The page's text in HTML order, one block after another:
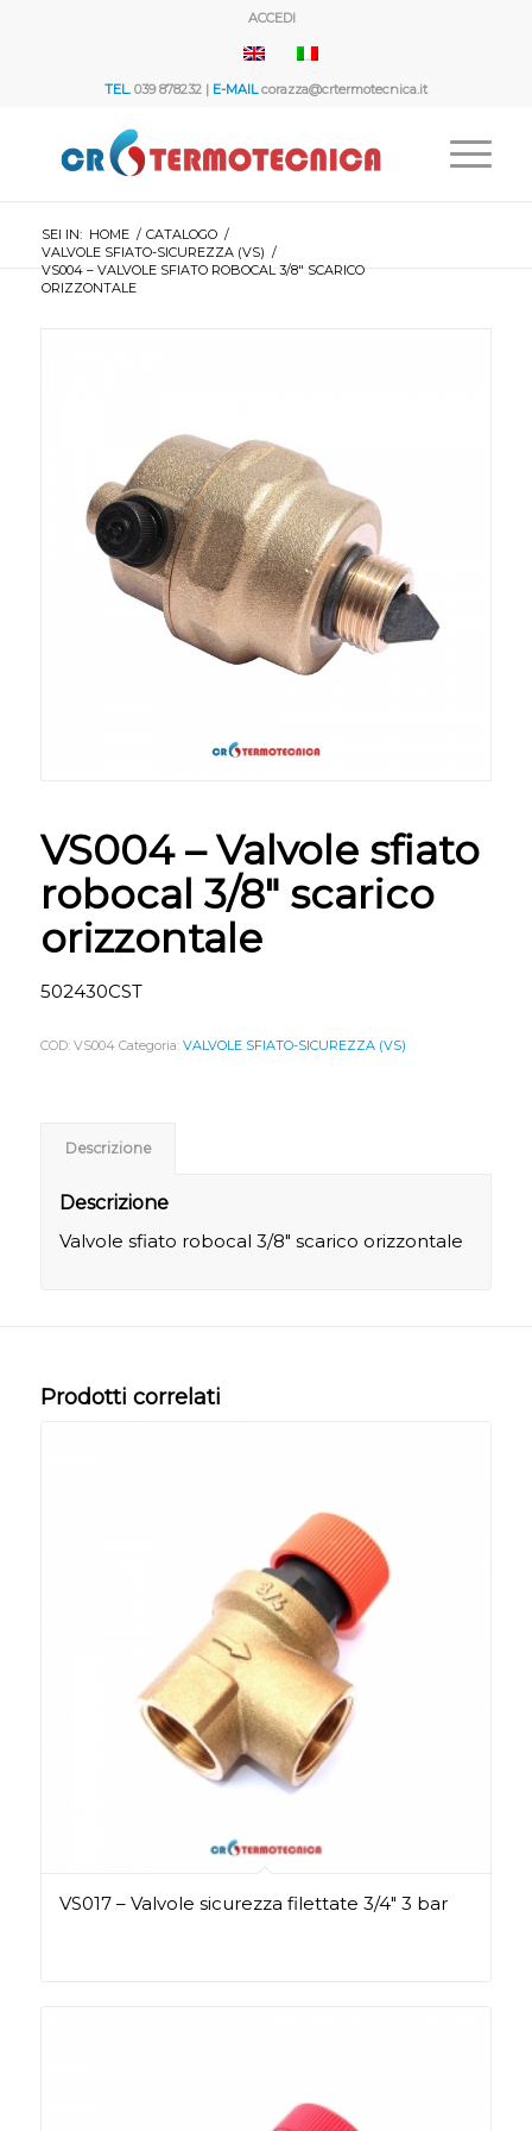
ACCEDI
TEL.039 878232 | E-MAILcorazza@crtermotecnica.it
SEI IN: HOME / CATALOGO /
VALVOLE SFIATO-SICUREZZA (VS) /
VS004 – VALVOLE SFIATO ROBOCAL 3/8″ SCARICO
ORIZZONTALE
VS004 – Valvole sfiato
robocal 3/8″ scarico
orizzontale
502430CST
COD: VS004 Categoria: VALVOLE SFIATO-SICUREZZA (VS)
Descrizione
Descrizione
Valvole sfiato robocal 3/8″ scarico orizzontale
Prodotti correlati
VS017 – Valvole sicurezza filettate 3/4″ 3 bar